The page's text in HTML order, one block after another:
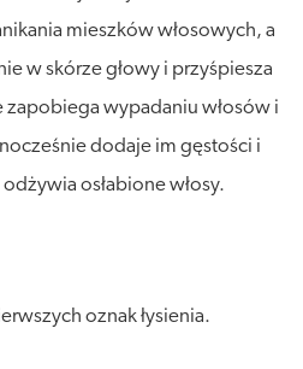
mieszków włosowych, a
w skórze głowy i przyśpiesza
zapobiega wypadaniu włosów i
dodaje im gęstości i
osłabione włosy.
oznak łysienia.